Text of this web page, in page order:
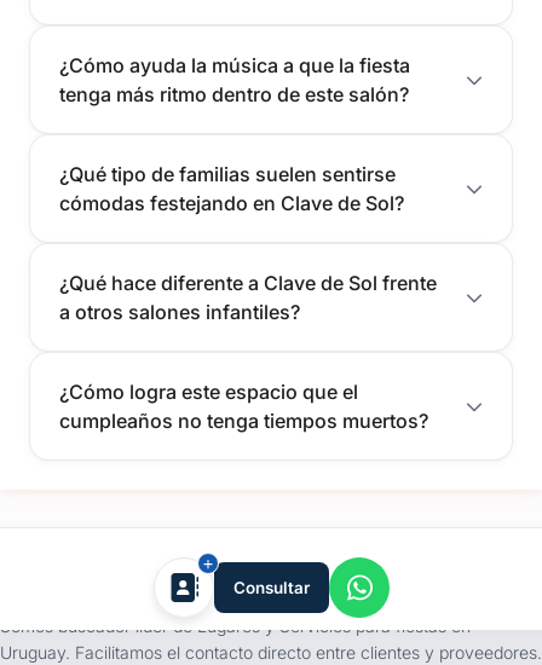
¿Cómo ayuda la música a que la fiesta
tenga más ritmo dentro de este salón?
¿Qué tipo de familias suelen sentirse
cómodas festejando en Clave de Sol?
¿Qué hace diferente a Clave de Sol frente
a otros salones infantiles?
¿Cómo logra este espacio que el
cumpleaños no tenga tiempos muertos?
Consultar
tufiesta.com.uy
Somos buscador líder de Lugares y Servicios para fiestas en
Uruguay. Facilitamos el contacto directo entre clientes y proveedores.